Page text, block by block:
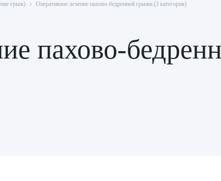
грыж) Оперативное лечение пахово-бедренной грыжи (3 категория)
пахово-